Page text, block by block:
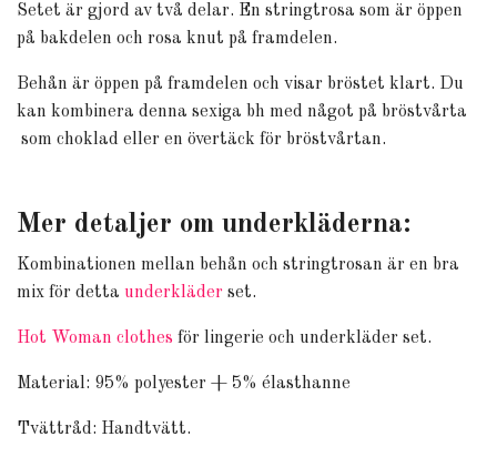
Setet är gjord av två delar. En stringtrosa som är öppen
på bakdelen och rosa knut på framdelen.
Behån är öppen på framdelen och visar bröstet klart. Du
kan kombinera denna sexiga bh med något på bröstvårta
som choklad eller en övertäck för bröstvårtan.
Mer detaljer om underkläderna:
Kombinationen mellan behån och stringtrosan är en bra
mix för detta underkläder set.
Hot Woman clothes för lingerie och underkläder set.
Material: 95% polyester + 5% élasthanne
Tvättråd: Handtvätt.